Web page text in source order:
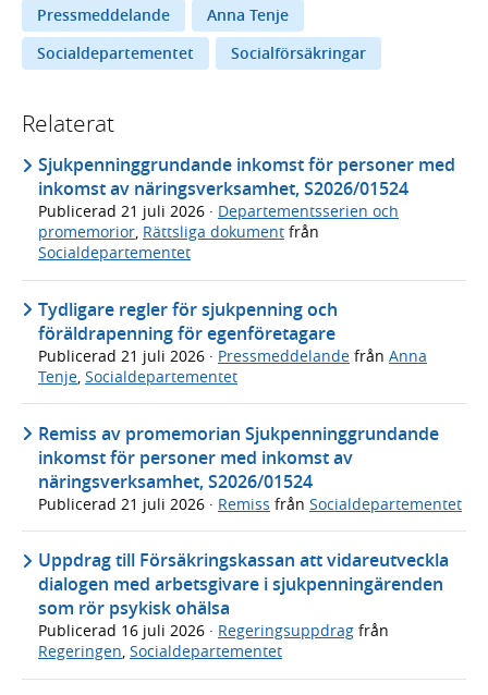
Pressmeddelande
Anna Tenje
Socialdepartementet
Socialförsäkringar
Relaterat
Sjukpenninggrundande inkomst för personer med
inkomst av näringsverksamhet, S2026/01524
Publicerad 21 juli 2026 · Departementsserien och
promemorior, Rättsliga dokument från
Socialdepartementet
Tydligare regler för sjukpenning och
föräldrapenning för egenföretagare
Publicerad 21 juli 2026 · Pressmeddelande från Anna
Tenje, Socialdepartementet
Remiss av promemorian Sjukpenninggrundande
inkomst för personer med inkomst av
näringsverksamhet, S2026/01524
Publicerad 21 juli 2026 · Remiss från Socialdepartementet
Uppdrag till Försäkringskassan att vidareutveckla
dialogen med arbetsgivare i sjukpenningärenden
som rör psykisk ohälsa
Publicerad 16 juli 2026 · Regeringsuppdrag från
Regeringen, Socialdepartementet